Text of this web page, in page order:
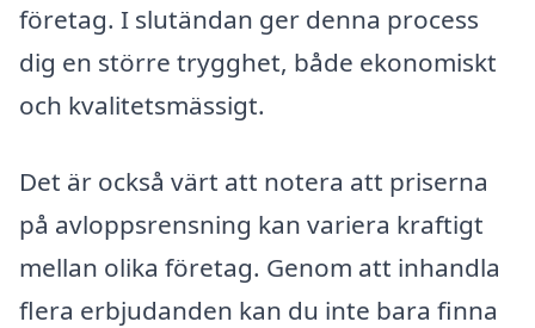
företag. I slutändan ger denna process
dig en större trygghet, både ekonomiskt
och kvalitetsmässigt.
Det är också värt att notera att priserna
på avloppsrensning kan variera kraftigt
mellan olika företag. Genom att inhandla
flera erbjudanden kan du inte bara finna